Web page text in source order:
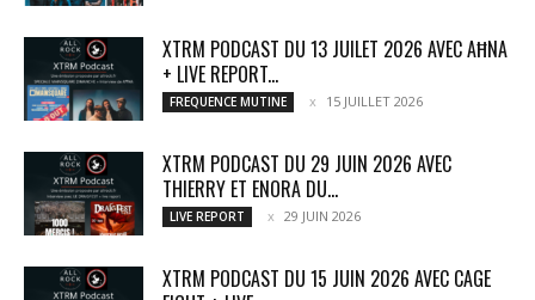
XTRM PODCAST DU 13 JUILET 2026 AVEC AĦNA
+ LIVE REPORT...
FREQUENCE MUTINE 15 JUILLET 2026
XTRM PODCAST DU 29 JUIN 2026 AVEC
THIERRY ET ENORA DU...
LIVE REPORT 29 JUIN 2026
XTRM PODCAST DU 15 JUIN 2026 AVEC CAGE